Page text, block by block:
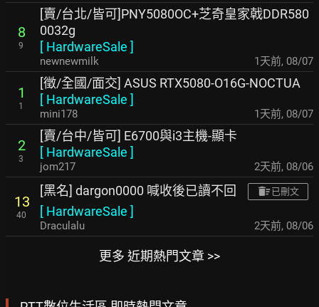
8
9
[賣/台北/皆可]PNY5080OC+芝奇皇家戟DDR580
0032g
[ HardwareSale ]
newnewmilk 1天前, 08/07
1
1
[徵/全國/面交] ASUS RTX5080-O16G-NOCTUA
[ HardwareSale ]
mini178 1天前, 08/07
2
3
[賣/台中/皆可] E6700與i3主機-顯卡
[ HardwareSale ]
jom217 2天前, 08/06
13
40
[黑名] dargon0000 喊收後已讀不回 已刪文
[ HardwareSale ]
Draculalu 2天前, 08/06
更多 近期熱門文章 >>